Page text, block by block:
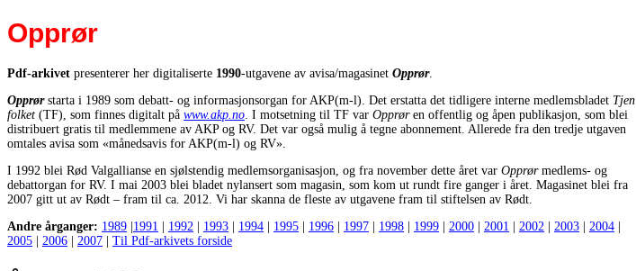
Opprør
Pdf-arkivet presenterer her digitaliserte 1990-utgavene av avisa/magasinet Opprør.
Opprørstarta i 1989 som debatt- og informasjonsorgan for AKP(m-l). Det erstatta det tidligere interne medlemsbladet Tjen
folket (TF), som finnes digitalt på www.akp.no. I motsetning til TF var Opprøren offentlig og åpen publikasjon, som blei
distribuert gratis til medlemmene av AKP og RV. Det var også mulig å tegne abonnement. Allerede fra den tredje utgaven
omtales avisa som «månedsavis for AKP(m-l) og RV».
I 1992 blei Rød Valgallianse en sjølstendig medlemsorganisasjon, og fra november dette året var Opprørmedlems- og
debattorgan for RV. I mai 2003 blei bladet nylansert som magasin, som kom ut rundt fire ganger i året. Magasinet blei fra
2007 gitt ut av Rødt – fram til ca. 2012. Vi har skanna de fleste av utgavene fram til stiftelsen av Rødt.
Andre årganger: 1989 1991 1992 1993 1994 1995 1996 1997 1998 1999 2000 2001 2002 2003 2004
2005
2006 2007 Til Pdf-arkivets forside